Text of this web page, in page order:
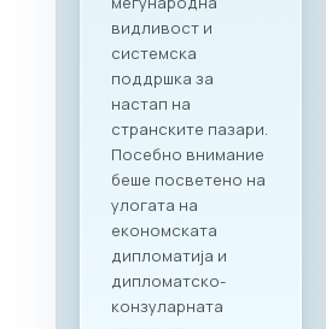
амбасадорско
ниво, по што ќе
следува свечено
потпишување на
Меморандум за
соработка помеѓу
МАСИТ и SETPE.
Програмата
предвидува
стручни
презентации за
состојбите во ИКТ
секторите во